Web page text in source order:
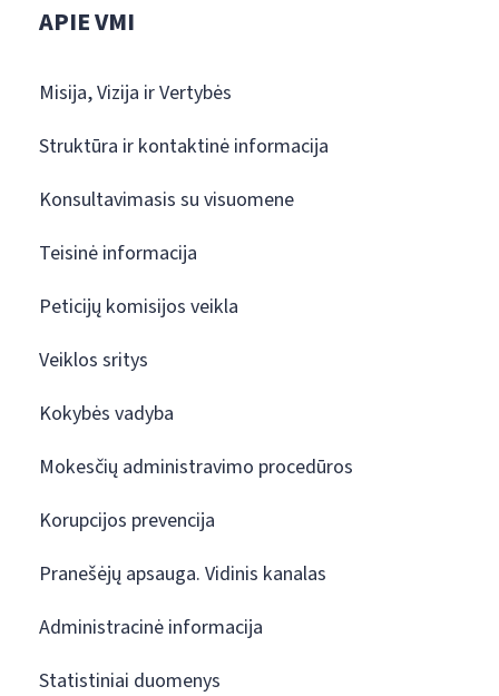
APIE VMI
Misija, Vizija ir Vertybės
Struktūra ir kontaktinė informacija
Konsultavimasis su visuomene
Teisinė informacija
Peticijų komisijos veikla
Veiklos sritys
Kokybės vadyba
Mokesčių administravimo procedūros
Korupcijos prevencija
Pranešėjų apsauga. Vidinis kanalas
Administracinė informacija
Statistiniai duomenys